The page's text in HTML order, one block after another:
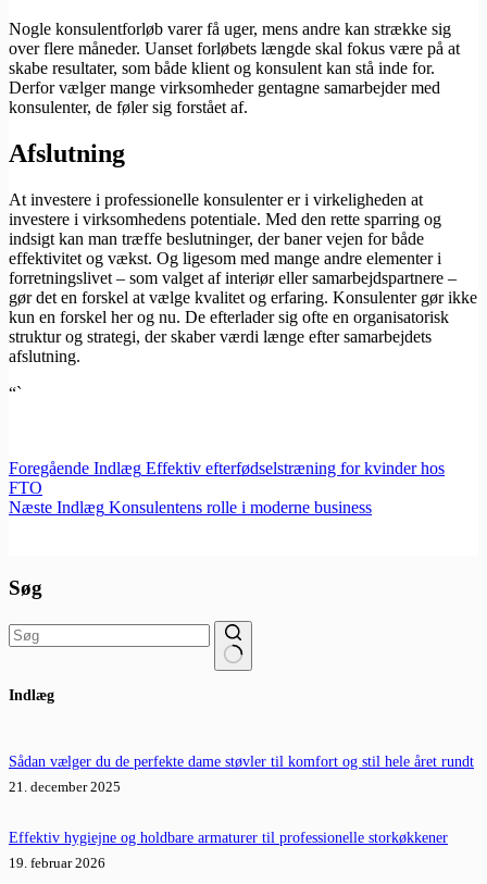
Nogle konsulentforløb varer få uger, mens andre kan strække sig
over flere måneder. Uanset forløbets længde skal fokus være på at
skabe resultater, som både klient og konsulent kan stå inde for.
Derfor vælger mange virksomheder gentagne samarbejder med
konsulenter, de føler sig forstået af.
Afslutning
At investere i professionelle konsulenter er i virkeligheden at
investere i virksomhedens potentiale. Med den rette sparring og
indsigt kan man træffe beslutninger, der baner vejen for både
effektivitet og vækst. Og ligesom med mange andre elementer i
forretningslivet – som valget af interiør eller samarbejdspartnere –
gør det en forskel at vælge kvalitet og erfaring. Konsulenter gør ikke
kun en forskel her og nu. De efterlader sig ofte en organisatorisk
struktur og strategi, der skaber værdi længe efter samarbejdets
afslutning.
“`
Foregående Indlæg Effektiv efterfødselstræning for kvinder hos
FTO
Næste Indlæg Konsulentens rolle i moderne business
Søg
resultater
Indlæg
Sådan vælger du de perfekte dame støvler til komfort og stil hele året rundt
21. december 2025
Effektiv hygiejne og holdbare armaturer til professionelle storkøkkener
19. februar 2026